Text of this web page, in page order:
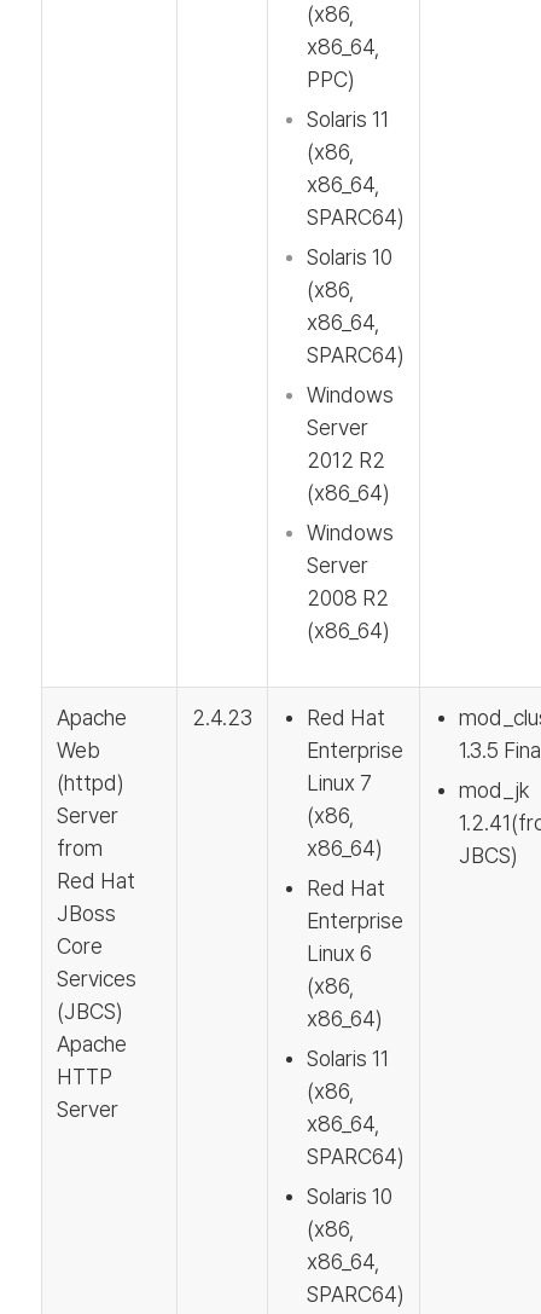
(x86,
x86_64,
PPC)
Solaris 11
(x86,
x86_64,
SPARC64)
Solaris 10
(x86,
x86_64,
SPARC64)
Windows
Server
2012 R2
(x86_64)
Windows
Server
2008 R2
(x86_64)
Apache
Web
(httpd)
Server
from
Red Hat
JBoss
Core
Services
(JBCS)
Apache
HTTP
Server
2.4.23
Red Hat
Enterprise
Linux 7
(x86,
x86_64)
Red Hat
Enterprise
Linux 6
(x86,
x86_64)
Solaris 11
(x86,
x86_64,
SPARC64)
Solaris 10
(x86,
x86_64,
SPARC64)
1.3.5
mod_jk
JBCS)